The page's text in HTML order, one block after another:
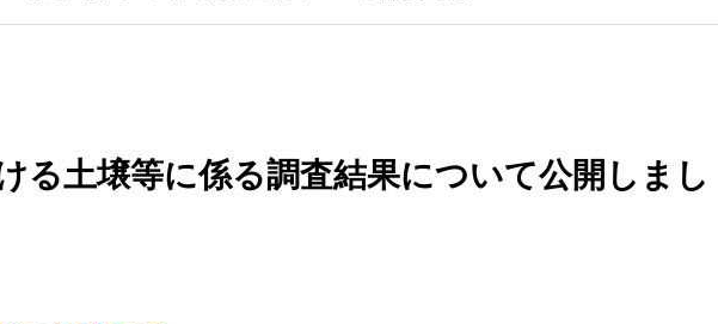
る土壌等に係る調査結果について公開しまし